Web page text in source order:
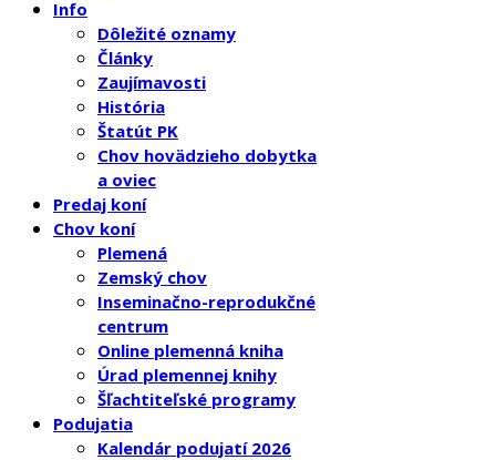
Info
Dôležité oznamy
Články
Zaujímavosti
História
Štatút PK
Chov hovädzieho dobytka
a oviec
Predaj koní
Chov koní
Plemená
Zemský chov
Inseminačno-reprodukčné
centrum
Online plemenná kniha
Úrad plemennej knihy
Šľachtiteľské programy
Podujatia
Kalendár podujatí 2026